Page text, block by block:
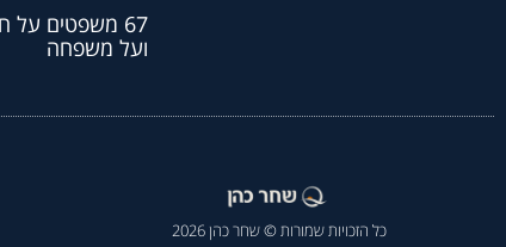
67 משפטים
ועל משפחה
כל הזכויות שמורות © שחר כהן 2026